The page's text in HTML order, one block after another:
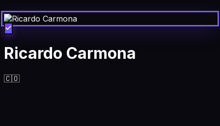
Ricardo Carmona
🇨🇴